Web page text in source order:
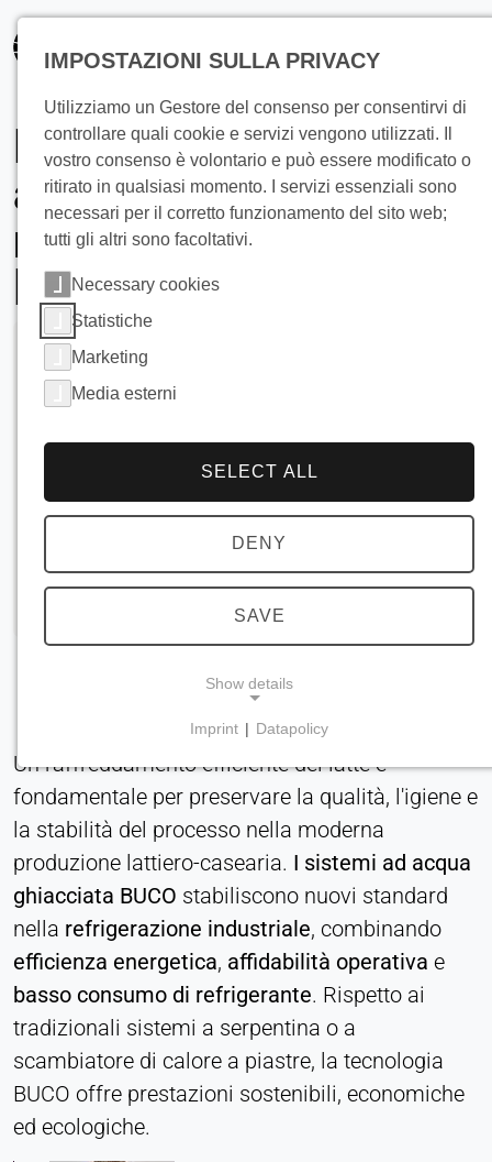
principale
Raffreddamento con
acqua ghiacciata
negli stabilimenti
lattiero-caseari
Un raffreddamento efficiente del latte è
fondamentale per preservare la qualità, l'igiene e
la stabilità del processo nella moderna
produzione lattiero-casearia. I sistemi ad acqua
ghiacciata BUCO stabiliscono nuovi standard
nella refrigerazione industriale, combinando
efficienza energetica, affidabilità operativa e
basso consumo di refrigerante. Rispetto ai
tradizionali sistemi a serpentina o a
scambiatore di calore a piastre, la tecnologia
BUCO offre prestazioni sostenibili, economiche
ed ecologiche.
IMPOSTAZIONI SULLA PRIVACY
Utilizziamo un Gestore del consenso per consentirvi di
controllare quali cookie e servizi vengono utilizzati. Il
vostro consenso è volontario e può essere modificato o
ritirato in qualsiasi momento. I servizi essenziali sono
necessari per il corretto funzionamento del sito web;
tutti gli altri sono facoltativi.
Necessary cookies
Statistiche
Marketing
Media esterni
SELECT ALL
DENY
SAVE
Show details
web, come la navigazione e il salvataggio delle
preferenze sulla privacy. Questi cookie non
possono essere disattivati.
Name:
Provider:
Heat Transfer Technology
Purpose:
Memorizza le impostazioni sulla privacy
Imprint | Datapolicy